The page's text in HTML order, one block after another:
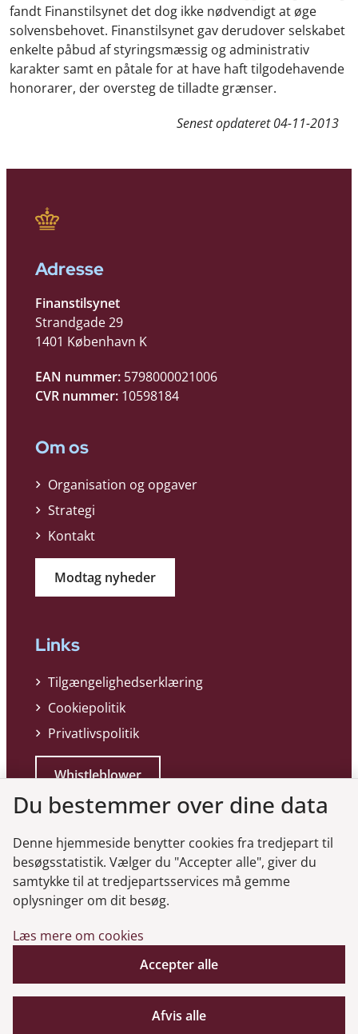
fandt Finanstilsynet det dog ikke nødvendigt at øge
solvensbehovet. Finanstilsynet gav derudover selskabet
enkelte påbud af styringsmæssig og administrativ
karakter samt en påtale for at have haft tilgodehavende
honorarer, der oversteg de tilladte grænser.
Senest opdateret04-11-2013
Adresse
Finanstilsynet
Strandgade 29
1401 København K
EAN nummer: 5798000021006
CVR nummer: 10598184
Om os
Organisation og opgaver
Strategi
Kontakt
Modtag nyheder
Links
Tilgængelighedserklæring
Cookiepolitik
Privatlivspolitik
Whistleblower
Genveje
Gå til virksomhedsregisteret
Gå til selskabsmeddelelser
Du bestemmer over dine data
Denne hjemmeside benytter cookies fra tredjepart til
besøgsstatistik. Vælger du "Accepter alle", giver du
samtykke til at tredjepartsservices må gemme
oplysninger om dit besøg.
Læs mere om cookies
Accepter alle
Afvis alle